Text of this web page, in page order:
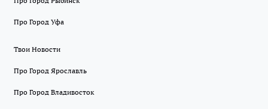
Про Город Уфа
Твои Новости
Про Город Ярославль
Про Город Владивосток